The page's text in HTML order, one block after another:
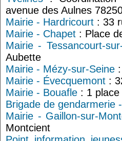
avenue des Aulnes
Mairie - Hardricourt : 33
Mairie - Chapet : Place
Mairie - Tessancourt-
Aubette
Mairie - Mézy-sur-Seine
Mairie - Évecquemont :
Mairie - Bouafle : 1
Brigade de gendarmerie
Mairie - Gaillon-sur-
Montcient